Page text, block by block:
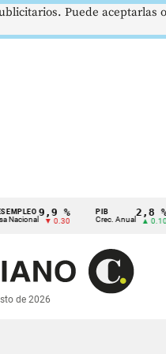
9,9 %
▼ 0.30
PIB
Crec. Anual
2,8 %
▲ 0.10
de 2026
Puede aceptarlas